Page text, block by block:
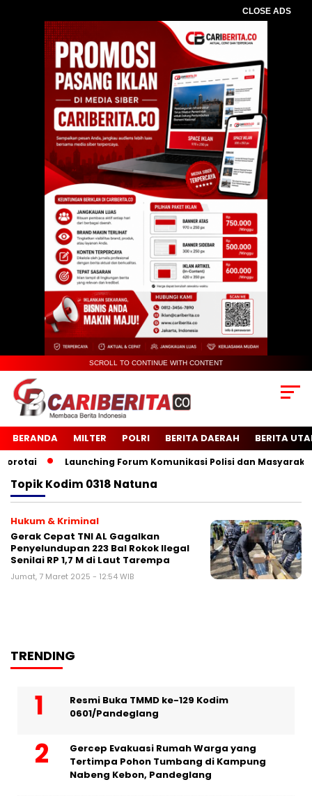
CLOSE ADS
SCROLL TO CONTINUE WITH CONTENT
BERANDA MILTER POLRI BERITA DAERAH BERITA
Launching Forum Komunikasi Polisi dan Masyarakat
TopikKodim 0318 Natuna
Hukum & Kriminal
Gerak Cepat TNI AL Gagalkan
Penyelundupan 223 Bal Rokok Ilegal
Senilai RP 1,7 M di Laut Tarempa
Jumat, 7 Maret 2025 - 12:54 WIB
TRENDING
Resmi Buka TMMD ke-129 Kodim
0601/Pandeglang
Gercep Evakuasi Rumah Warga yang
Tertimpa Pohon Tumbang di Kampung
Nabeng Kebon, Pandeglang